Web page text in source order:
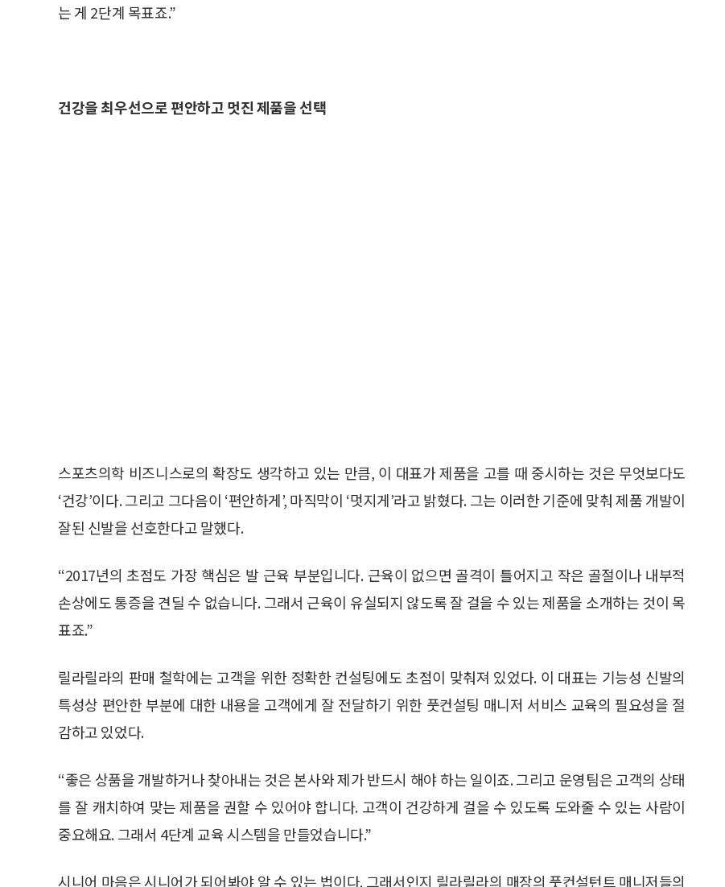
는 게 2단계 목표죠.”
건강을 최우선으로 편안하고 멋진 제품을 선택
스포츠의학 비즈니스로의 확장도 생각하고 있는 만큼, 이 대표가 제품을 고를 때 중시하는 것은 무엇보다도
‘건강’이다. 그리고 그다음이 ‘편안하게’, 마직막이 ‘멋지게’라고 밝혔다. 그는 이러한 기준에 맞춰 제품 개발이
잘된 신발을 선호한다고 말했다.
“2017년의 초점도 가장 핵심은 발 근육 부분입니다. 근육이 없으면 골격이 틀어지고 작은 골절이나 내부적
손상에도 통증을 견딜 수 없습니다. 그래서 근육이 유실되지 않도록 잘 걸을 수 있는 제품을 소개하는 것이 목
표죠.”
릴라릴라의 판매 철학에는 고객을 위한 정확한 컨설팅에도 초점이 맞춰져 있었다. 이 대표는 기능성 신발의
특성상 편안한 부분에 대한 내용을 고객에게 잘 전달하기 위한 풋컨설팅 매니저 서비스 교육의 필요성을 절
감하고 있었다.
“좋은 상품을 개발하거나 찾아내는 것은 본사와 제가 반드시 해야 하는 일이죠. 그리고 운영팀은 고객의 상태
를 잘 캐치하여 맞는 제품을 권할 수 있어야 합니다. 고객이 건강하게 걸을 수 있도록 도와줄 수 있는 사람이
중요해요. 그래서 4단계 교육 시스템을 만들었습니다.”
시니어 마음은 시니어가 되어봐야 알 수 있는 법이다. 그래서인지 릴라릴라의 매장의 풋컨설턴트 매니저들의